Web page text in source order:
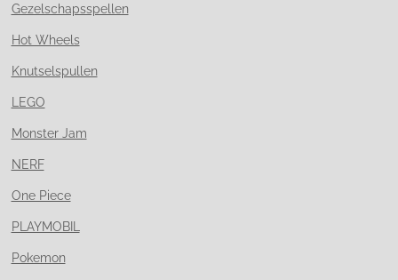
Gezelschapsspellen
Hot Wheels
Knutselspullen
LEGO
Monster Jam
NERF
One Piece
PLAYMOBIL
Pokemon